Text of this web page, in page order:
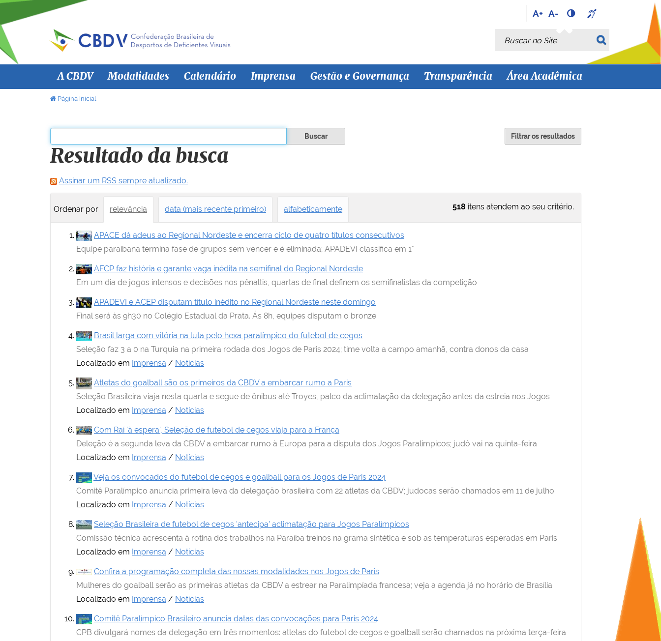
A+ A-
Busca
Busca Avançada…
A CBDV Modalidades Calendário Imprensa Gestão e Governança Transparência Área Acadêmica
V
ê
e
s
á
i
Página Inicial
Filtrar os resultados
Resultado da busca
Assinar um RSS sempre atualizado.
518 itens atendem ao seu critério.
Ordenar por relevância data (mais recente primeiro) alfabeticamente
APACE dá adeus ao Regional Nordeste e encerra ciclo de quatro títulos consecutivos
Equipe paraibana termina fase de grupos sem vencer e é eliminada; APADEVI classifica em 1°
AFCP faz história e garante vaga inédita na semifinal do Regional Nordeste
Em um dia de jogos intensos e decisões nos pênaltis, quartas de final definem os semifinalistas da competição
APADEVI e ACEP disputam título inédito no Regional Nordeste neste domingo
Final será às 9h30 no Colégio Estadual da Prata. Ás 8h, equipes disputam o bronze
Brasil larga com vitória na luta pelo hexa paralímpico do futebol de cegos
Seleção faz 3 a 0 na Turquia na primeira rodada dos Jogos de Paris 2024; time volta a campo amanhã, contra donos da casa
Localizado em Imprensa / Notícias
Atletas do goalball são os primeiros da CBDV a embarcar rumo a Paris
Seleção Brasileira viaja nesta quarta e segue de ônibus até Troyes, palco da aclimatação da delegação antes da estreia nos Jogos
Localizado em Imprensa / Notícias
Com Raí 'à espera', Seleção de futebol de cegos viaja para a França
Deleção é a segunda leva da CBDV a embarcar rumo à Europa para a disputa dos Jogos Paralímpicos; judô vai na quinta-feira
Localizado em Imprensa / Notícias
Veja os convocados do futebol de cegos e goalball para os Jogos de Paris 2024
Comitê Paralímpico anuncia primeira leva da delegação brasileira com 22 atletas da CBDV; judocas serão chamados em 11 de julho
Localizado em Imprensa / Notícias
Seleção Brasileira de futebol de cegos 'antecipa' aclimatação para Jogos Paralímpicos
Comissão técnica acrescenta à rotina dos trabalhos na Paraíba treinos na grama sintética e sob as temperaturas esperadas em Paris
Localizado em Imprensa / Notícias
Confira a programação completa das nossas modalidades nos Jogos de Paris
Mulheres do goalball serão as primeiras atletas da CBDV a estrear na Paralimpíada francesa; veja a agenda já no horário de Brasília
Localizado em Imprensa / Notícias
Comitê Paralímpico Brasileiro anuncia datas das convocações para Paris 2024
CPB divulgará nomes da delegação em três momentos: atletas do futebol de cegos e goalball serão chamados na próxima terça-feira